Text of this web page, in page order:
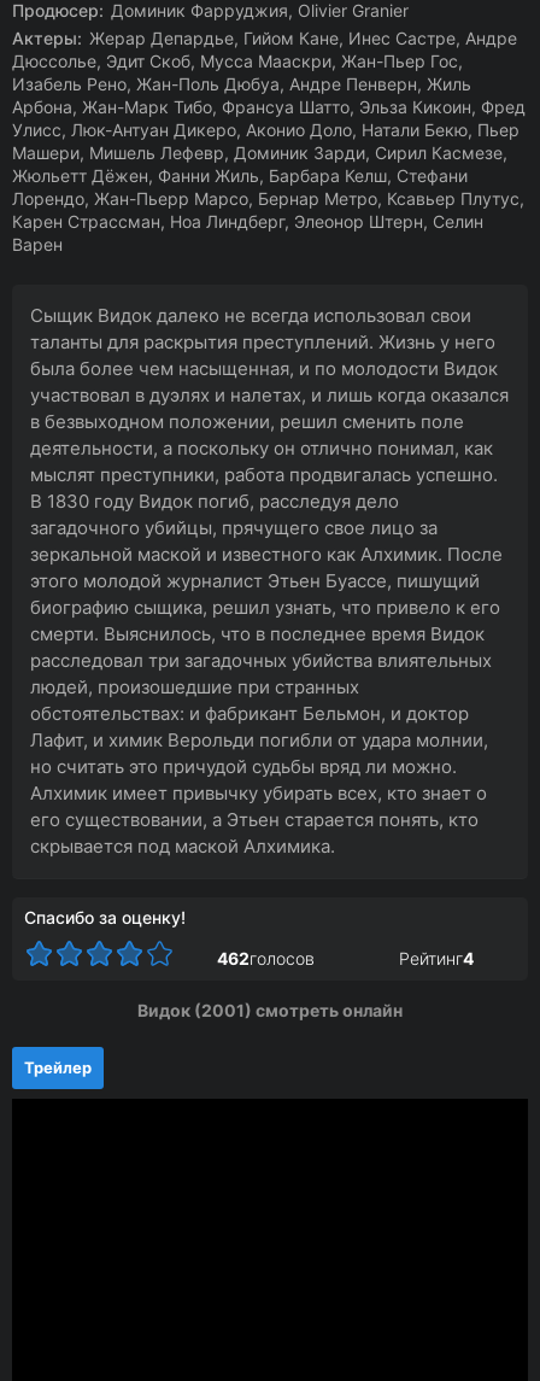
Продюсер: Доминик Фарруджия, Olivier Granier
Актеры: Жерар Депардье, Гийом Кане, Инес Састре, Андре
Дюссолье, Эдит Скоб, Мусса Мааскри, Жан-Пьер Гос,
Изабель Рено, Жан-Поль Дюбуа, Андре Пенверн, Жиль
Арбона, Жан-Марк Тибо, Франсуа Шатто, Эльза Кикоин, Фред
Улисс, Люк-Антуан Дикеро, Аконио Доло, Натали Бекю, Пьер
Машери, Мишель Лефевр, Доминик Зарди, Сирил Касмезе,
Жюльетт Дёжен, Фанни Жиль, Барбара Келш, Стефани
Лорендо, Жан-Пьерр Марсо, Бернар Метро, Ксавьер Плутус,
Карен Страссман, Ноа Линдберг, Элеонор Штерн, Селин
Варен
Сыщик Видок далеко не всегда использовал свои
таланты для раскрытия преступлений. Жизнь у него
была более чем насыщенная, и по молодости Видок
участвовал в дуэлях и налетах, и лишь когда оказался
в безвыходном положении, решил сменить поле
деятельности, а поскольку он отлично понимал, как
мыслят преступники, работа продвигалась успешно.
В 1830 году Видок погиб, расследуя дело
загадочного убийцы, прячущего свое лицо за
зеркальной маской и известного как Алхимик. После
этого молодой журналист Этьен Буассе, пишущий
биографию сыщика, решил узнать, что привело к его
смерти. Выяснилось, что в последнее время Видок
расследовал три загадочных убийства влиятельных
людей, произошедшие при странных
обстоятельствах: и фабрикант Бельмон, и доктор
Лафит, и химик Верольди погибли от удара молнии,
но считать это причудой судьбы вряд ли можно.
Алхимик имеет привычку убирать всех, кто знает о
его существовании, а Этьен старается понять, кто
скрывается под маской Алхимика.
Спасибо за оценку!
462голосов Рейтинг4
Видок (2001) смотреть онлайн
Трейлер